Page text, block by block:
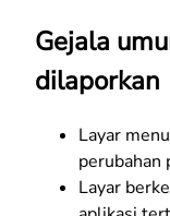
Gejala
dilaporkan
Layar
perubahan
Layar